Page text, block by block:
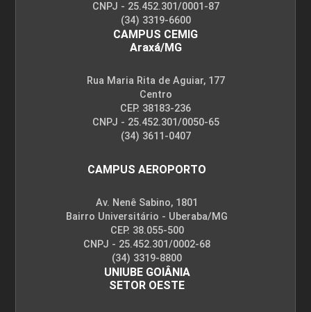
45
GESTÃO DA MANUTENÇÃO
45
GESTÃO DE PROCESSOS E OPERAÇÕES
CNPJ - 25.452.301/0001-87
(34) 3319-6600
CAMPUS CEMIG
Araxá/MG
Rua Maria Rita de Aguiar, 177
Centro
CEP. 38183-236
CNPJ - 25.452.301/0050-65
(34) 3611-0407
CAMPUS AEROPORTO
Av. Nenê Sabino, 1801
Bairro Universitário - Uberaba/MG
CEP. 38.055-500
CNPJ - 25.452.301/0002-68
(34) 3319-8800
UNIUBE GOIÂNIA
SETOR OESTE